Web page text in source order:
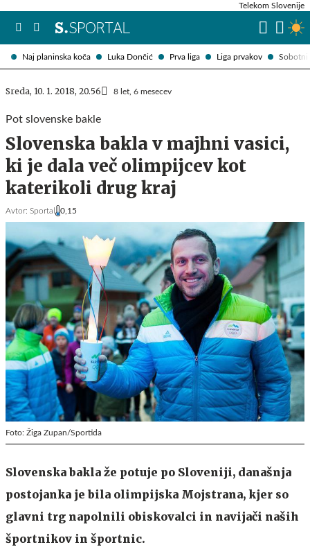
Naj planinska koča Luka Dončić Prva liga Liga prvakov Sobotni
Telekom Slovenije
Sreda, 10. 1. 2018, 20.56 8 let, 6 mesecev
Pot slovenske bakle
Slovenska bakla v majhni vasici,
ki je dala več olimpijcev kot
katerikoli drug kraj
Avtor: Sportal 0,15
Foto: Žiga Zupan/Sportida
Slovenska bakla že potuje po Sloveniji, današnja
postojanka je bila olimpijska Mojstrana, kjer so
glavni trg napolnili obiskovalci in navijači naših
športnikov in športnic.